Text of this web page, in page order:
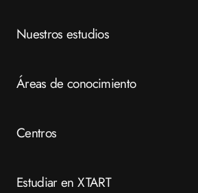
Nuestros estudios
Grados Medios
Especializaciones
Áreas de conocimiento
Emergencias
Tech
Centros
Murcia
Estudiar en XTART